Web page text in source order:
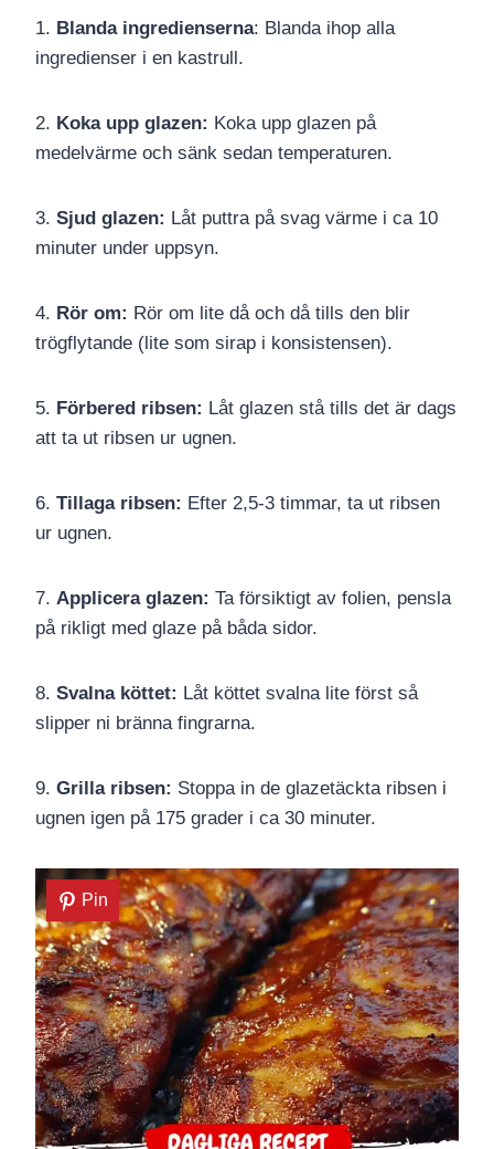
1. Blanda ingredienserna: Blanda ihop alla
ingredienser i en kastrull.
2. Koka upp glazen: Koka upp glazen på
medelvärme och sänk sedan temperaturen.
3. Sjud glazen: Låt puttra på svag värme i ca 10
minuter under uppsyn.
4. Rör om: Rör om lite då och då tills den blir
trögflytande (lite som sirap i konsistensen).
5. Förbered ribsen: Låt glazen stå tills det är dags
att ta ut ribsen ur ugnen.
6. Tillaga ribsen: Efter 2,5-3 timmar, ta ut ribsen
ur ugnen.
7. Applicera glazen: Ta försiktigt av folien, pensla
på rikligt med glaze på båda sidor.
8. Svalna köttet: Låt köttet svalna lite först så
slipper ni bränna fingrarna.
9. Grilla ribsen: Stoppa in de glazetäckta ribsen i
ugnen igen på 175 grader i ca 30 minuter.
Pin